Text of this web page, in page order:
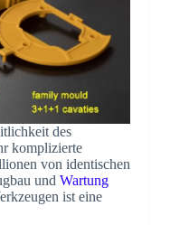
des
komplizierte
von identischen
und Wartung
ist eine